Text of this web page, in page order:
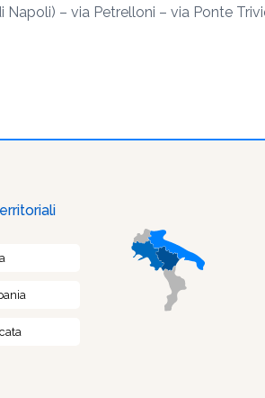
Napoli) – via Petrelloni – via Ponte